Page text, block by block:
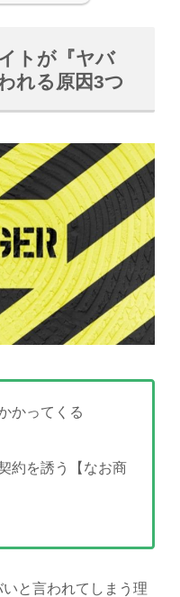
トが『ヤバ
れる原因3つ
かってくる
約を誘う【なお商
と言われてしまう理